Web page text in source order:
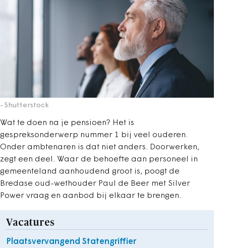
- Shutterstock
Wat te doen na je pensioen? Het is
gespreksonderwerp nummer 1 bij veel ouderen.
Onder ambtenaren is dat niet anders. Doorwerken,
zegt een deel. Waar de behoefte aan personeel in
gemeenteland aanhoudend groot is, poogt de
Bredase oud-wethouder Paul de Beer met Silver
Power vraag en aanbod bij elkaar te brengen.
Vacatures
Plaatsvervangend Statengriffier